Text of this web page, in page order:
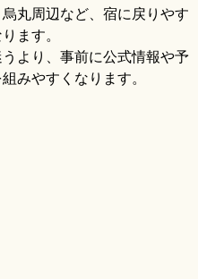
丸周辺など、宿に戻りやす
ます。
より、事前に公式情報や予
みやすくなります。